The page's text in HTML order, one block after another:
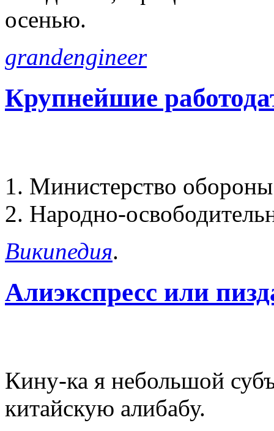
осенью.
grandengineer
Крупнейшие
1. Министерство
2. Народно-
Википедия.
Алиэкспресс или
Кину-ка я небольшой
китайскую алибабу.